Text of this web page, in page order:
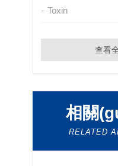
Toxin
查看
相關
RELATED